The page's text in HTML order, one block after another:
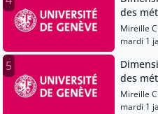
des
Mireille
mardi 1
5
des
Mireille
mardi 1